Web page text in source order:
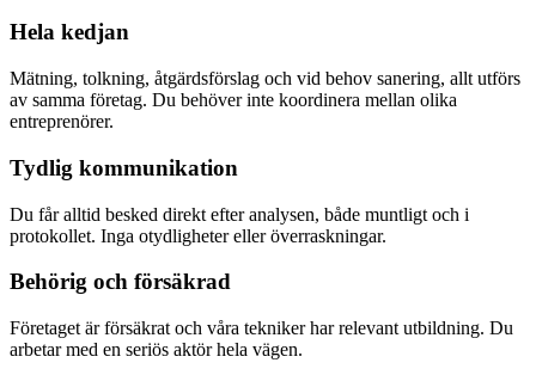
Hela kedjan
Mätning, tolkning, åtgärdsförslag och vid behov sanering, allt utförs
av samma företag. Du behöver inte koordinera mellan olika
entreprenörer.
Tydlig kommunikation
Du får alltid besked direkt efter analysen, både muntligt och i
protokollet. Inga otydligheter eller överraskningar.
Behörig och försäkrad
Företaget är försäkrat och våra tekniker har relevant utbildning. Du
arbetar med en seriös aktör hela vägen.